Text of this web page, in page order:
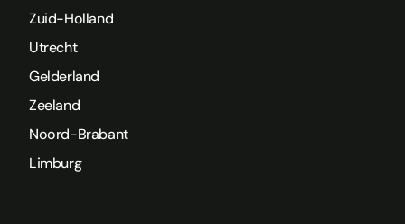
Zuid-Holland
Utrecht
Gelderland
Zeeland
Noord-Brabant
Limburg